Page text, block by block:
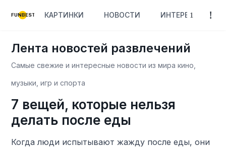
FUNBEST КАРТИНКИ НОВОСТИ ИНТЕРЕСНОЕ
Лента новостей развлечений
Самые свежие и интересные новости из мира кино,
музыки, игр и спорта
7 вещей, которые нельзя
делать после еды
Когда люди испытывают жажду после еды, они